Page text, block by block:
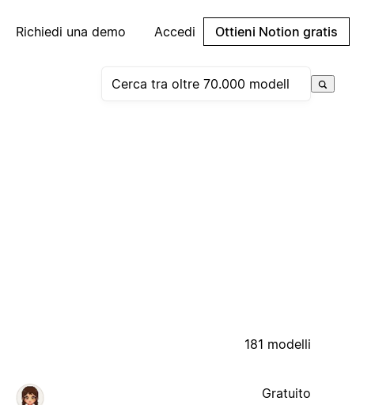
Richiedi una demo Accedi Ottieni Notion gratis
181 modelli
Gratuito